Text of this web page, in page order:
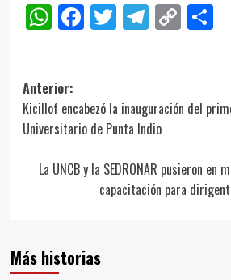
WhatsApp
Facebook
TwitterCopy
Navegación
de
entradas
Anterior:
Kicillof encabezó la inauguración del
Universitario de Punta Indio
La UNCB y la SEDRONAR pusieron en
capacitación para
Más historias